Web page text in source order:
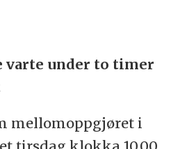
varte under to timer
mellomoppgjøret i